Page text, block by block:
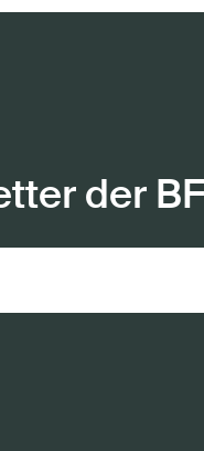
der